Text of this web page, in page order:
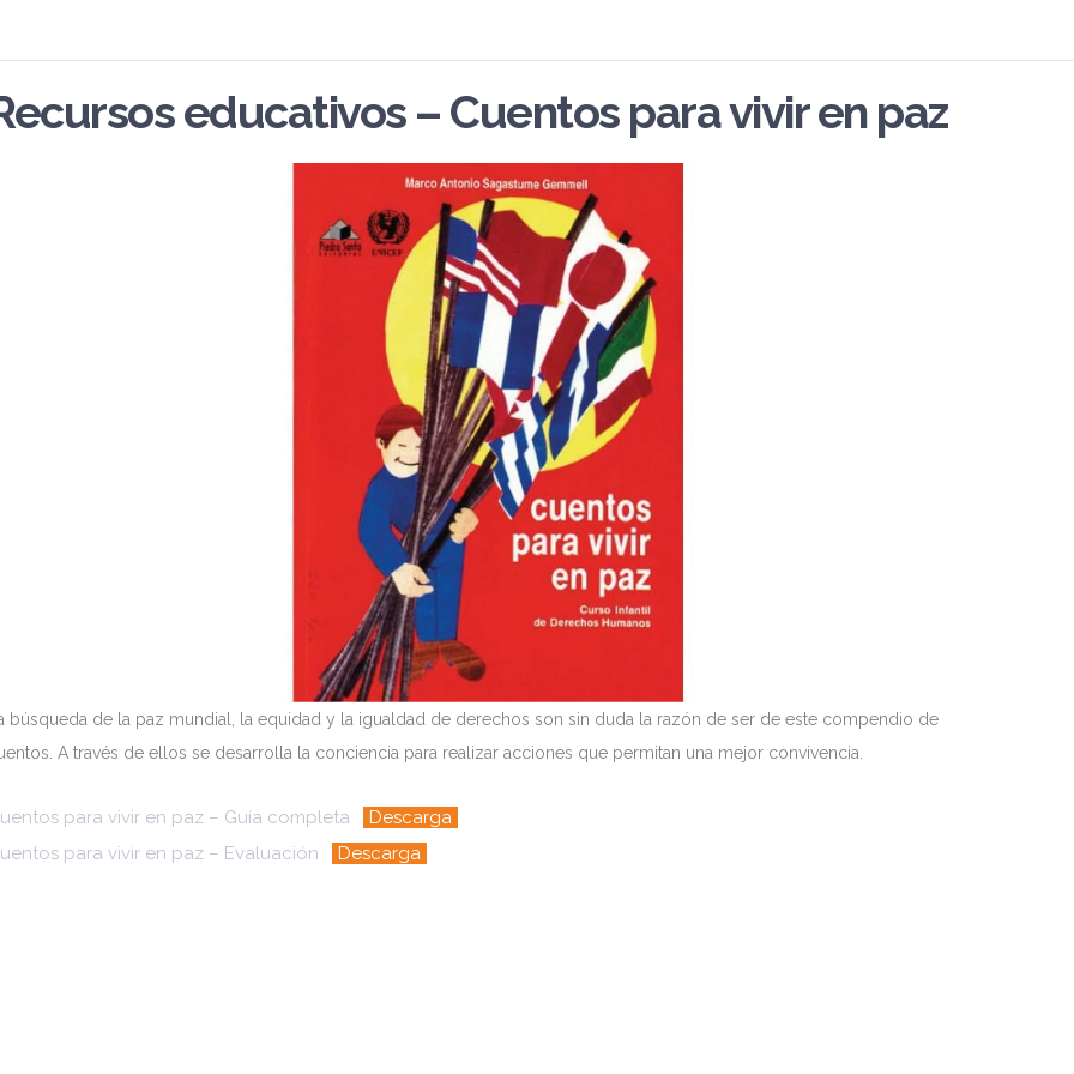
educativos – Cuentos para vivir en paz
búsqueda de la paz mundial, la equidad y la igualdad de derechos son sin duda la razón de ser de este compendio de
A través de ellos se desarrolla la conciencia para realizar acciones que permitan una mejor convivencia.
para vivir en paz – Guía completa
Descarga
para vivir en paz – Evaluación
Descarga